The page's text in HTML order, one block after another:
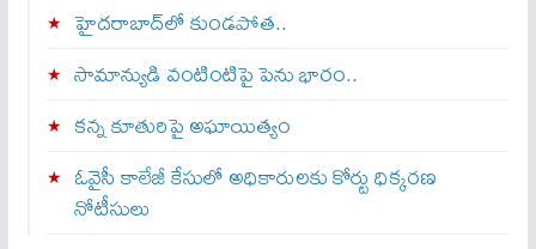
హైదరాబాద్‌లో కుండపోత..
సామాన్యుడి వంటింటిపై పెను భారం..
కన్న కూతురిపై అఘాయిత్యం
ఓవైసీ కాలేజీ కేసులో అధికారులకు కోర్టు ధిక్కరణ
నోటీసులు